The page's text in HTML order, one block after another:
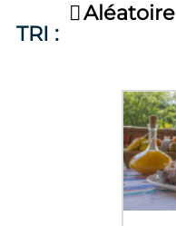
TRI :
Aléatoire